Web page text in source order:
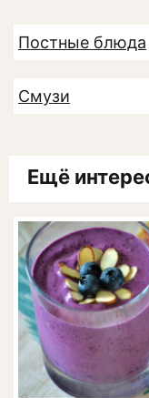
Постные блюда
Смузи
Ещё